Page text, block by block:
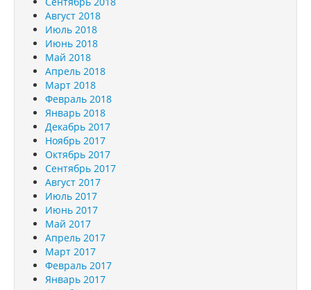
Август 2018
Июль 2018
Июнь 2018
Май 2018
Апрель 2018
Март 2018
Февраль 2018
Январь 2018
Декабрь 2017
Ноябрь 2017
Октябрь 2017
Сентябрь 2017
Август 2017
Июль 2017
Июнь 2017
Май 2017
Апрель 2017
Март 2017
Февраль 2017
Январь 2017